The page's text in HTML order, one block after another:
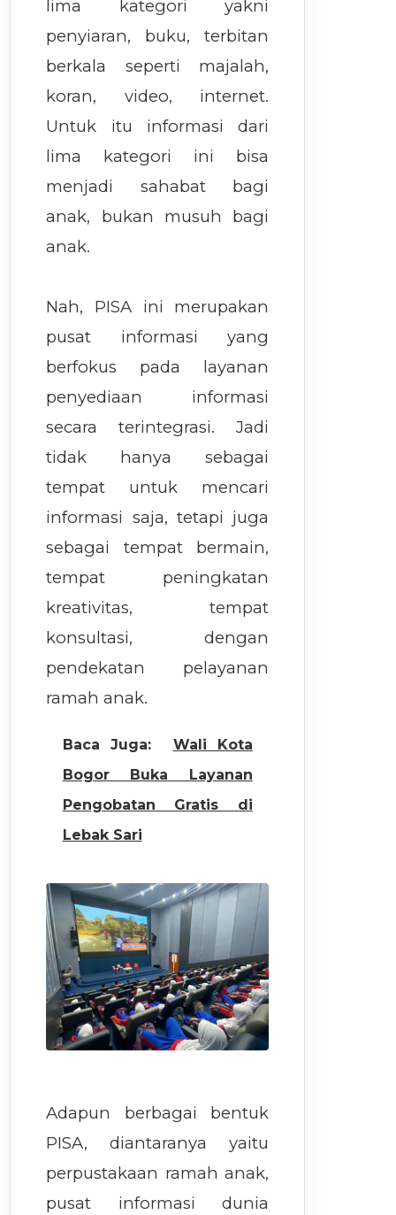
lima kategori yakni
penyiaran, buku, terbitan
berkala seperti majalah,
koran, video, internet.
Untuk itu informasi dari
lima kategori ini bisa
menjadi sahabat bagi
anak, bukan musuh bagi
anak.
Nah, PISA ini merupakan
pusat informasi yang
berfokus pada layanan
penyediaan informasi
secara terintegrasi. Jadi
tidak hanya sebagai
tempat untuk mencari
informasi saja, tetapi juga
sebagai tempat bermain,
tempat peningkatan
kreativitas, tempat
konsultasi, dengan
pendekatan pelayanan
ramah anak.
Baca Juga:
Wali Kota
Bogor Buka Layanan
Pengobatan Gratis di
Lebak Sari
Adapun berbagai bentuk
PISA, diantaranya yaitu
perpustakaan ramah anak,
pusat informasi dunia